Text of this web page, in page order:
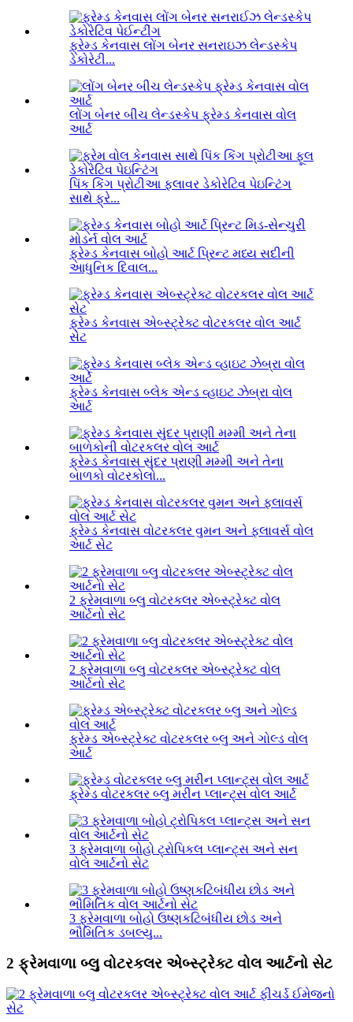
ફ્રેમ્ડ કેનવાસ લોંગ બેનર સનરાઇઝ લેન્ડસ્કેપ
ડેકોરેટી...
લોંગ બેનર બીચ લેન્ડસ્કેપ ફ્રેમ્ડ કેનવાસ વોલ
આર્ટ
પિંક કિંગ પ્રોટીઆ ફ્લાવર ડેકોરેટિવ પેઇન્ટિંગ
સાથે ફ્રે...
ફ્રેમ્ડ કેનવાસ બોહો આર્ટ પ્રિન્ટ મધ્ય સદીની
આધુનિક દિવાલ...
ફ્રેમ્ડ કેનવાસ એબ્સ્ટ્રેક્ટ વોટરકલર વોલ આર્ટ
સેટ
ફ્રેમ્ડ કેનવાસ બ્લેક એન્ડ વ્હાઇટ ઝેબ્રા વોલ
આર્ટ
ફ્રેમ્ડ કેનવાસ સુંદર પ્રાણી મમ્મી અને તેના
બાળકો વોટરકોલો...
ફ્રેમ્ડ કેનવાસ વોટરકલર વુમન અને ફ્લાવર્સ વોલ
આર્ટ સેટ
2 ફ્રેમવાળા બ્લુ વોટરકલર એબ્સ્ટ્રેક્ટ વોલ
આર્ટનો સેટ
2 ફ્રેમવાળા બ્લુ વોટરકલર એબ્સ્ટ્રેક્ટ વોલ
આર્ટનો સેટ
ફ્રેમ્ડ એબ્સ્ટ્રેક્ટ વોટરકલર બ્લુ અને ગોલ્ડ વોલ
આર્ટ
ફ્રેમ્ડ વોટરકલર બ્લુ મરીન પ્લાન્ટ્સ વોલ આર્ટ
3 ફ્રેમવાળા બોહો ટ્રોપિકલ પ્લાન્ટ્સ અને સન
વોલ આર્ટનો સેટ
3 ફ્રેમવાળા બોહો ઉષ્ણકટિબંધીય છોડ અને
ભૌમિતિક ડબલ્યુ...
2 ફ્રેમવાળા બ્લુ વોટરકલર એબ્સ્ટ્રેક્ટ વોલ આર્ટનો સેટ